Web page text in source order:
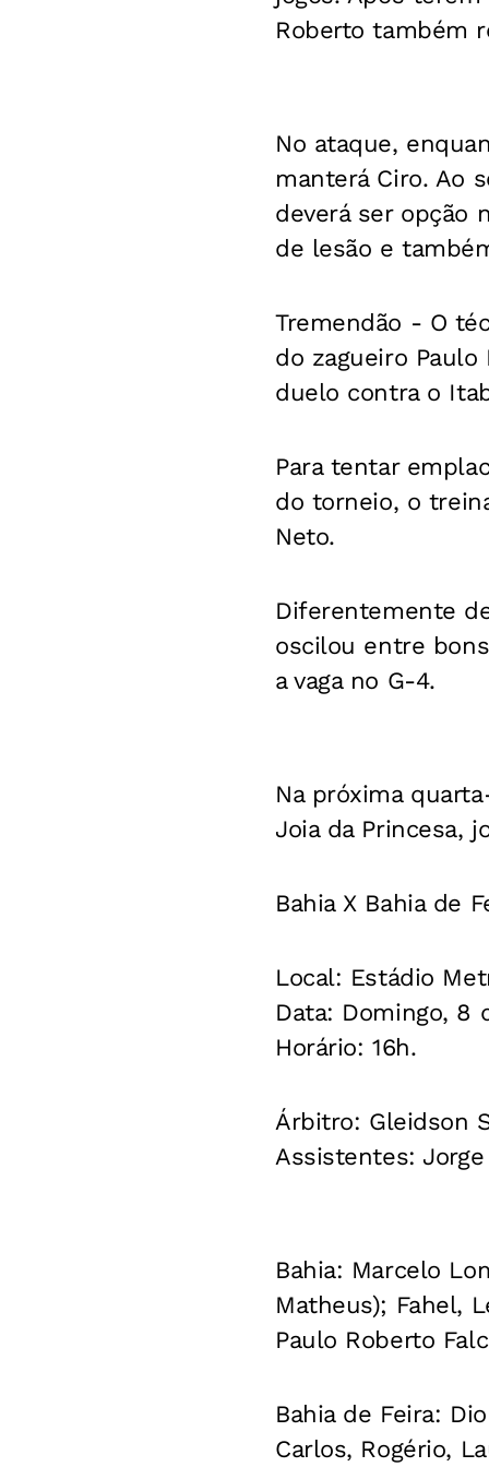
Roberto também
No ataque,
manterá Ciro. Ao
deverá ser opção
de lesão e
Tremendão - O
do zagueiro
duelo contra o
Para tentar
do torneio, o
Neto.
Diferentemente
oscilou entre
a vaga no G-4.
Na próxima
Joia da Princesa,
Bahia X Bahia de
Local: Estádio
Data: Domingo, 8
Horário: 16h.
Árbitro: Gleidson
Assistentes:
Bahia: Marcelo
Matheus); Fahel,
Paulo Roberto
Bahia de Feira:
Carlos, Rogério,